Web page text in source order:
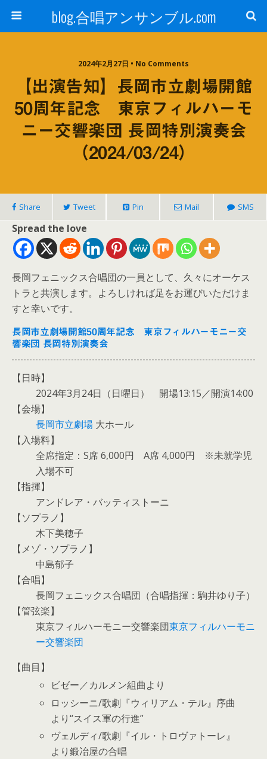
blog.合唱アンサンブル.com
2024年2月27日 • No Comments
【出演告知】長岡市立劇場開館
50周年記念 東京フィルハーモ
ニー交響楽団 長岡特別演奏会
（2024/03/24）
Share Tweet Pin Mail SMS
Spread the love
長岡フェニックス合唱団の一員として、久々にオーケス
トラと共演します。よろしければ足をお運びいただけま
すと幸いです。
長岡市立劇場開館50周年記念 東京フィルハーモニー交
響楽団 長岡特別演奏会
【日時】
2024年3月24日（日曜日） 開場13:15／開演14:00
【会場】
長岡市立劇場 大ホール
【入場料】
全席指定：S席 6,000円 A席 4,000円 ※未就学児
入場不可
【指揮】
アンドレア・バッティストーニ
【ソプラノ】
木下美穂子
【メゾ・ソプラノ】
中島郁子
【合唱】
長岡フェニックス合唱団（合唱指揮：駒井ゆり子）
【管弦楽】
東京フィルハーモニー交響楽団東京フィルハーモニ
ー交響楽団
【曲目】
ビゼー／カルメン組曲より
ロッシーニ/歌劇『ウィリアム・テル』序曲
より“スイス軍の行進”
ヴェルディ/歌劇『イル・トロヴァトーレ』
より鍛冶屋の合唱